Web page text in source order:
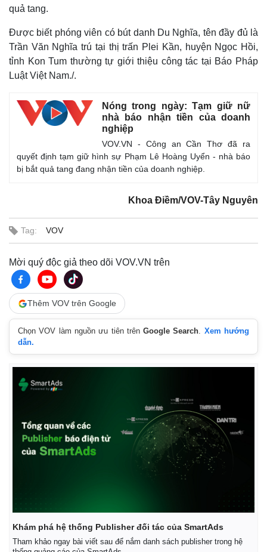
Thế giới
Multimedia
Ảnh
quả tang.
Được biết phóng viên có bút danh Du Nghĩa, tên đầy đủ là
Trần Văn Nghĩa trú tại thị trấn Plei Kần, huyện Ngọc Hồi,
tỉnh Kon Tum thường tự giới thiệu công tác tại Báo Pháp
Luật Việt Nam./.
Nóng trong ngày: Tạm giữ nữ
nhà báo nhận tiền của doanh
nghiệp
VOV.VN - Công an Cần Thơ đã ra
quyết định tạm giữ hình sự Phạm Lê Hoàng Uyển - nhà báo
bị bắt quả tang đang nhận tiền của doanh nghiệp.
Khoa Điềm/VOV-Tây Nguyên
Tag: VOV
Mời quý độc giả theo dõi VOV.VN trên
Thêm VOV trên Google
Chọn VOV làm nguồn ưu tiên trênGoogle Search. Xem hướng
dẫn.
Khám phá hệ thống Publisher đối tác của SmartAds
Tham khảo ngay bài viết sau để nắm danh sách publisher trong hệ